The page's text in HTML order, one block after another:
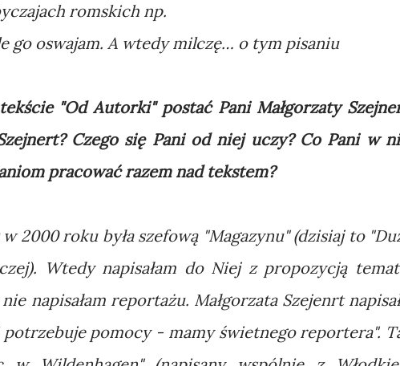
romskich np.
go oswajam. A wtedy milczę… o tym pisaniu
"Od Autorki" postać Pani Małgorzaty
Czego się Pani od niej uczy? Co Pani w
pracować razem nad tekstem?
2000 roku była szefową "Magazynu" (dzisiaj to
Wtedy napisałam do Niej z propozycją
napisałam reportażu. Małgorzata Szejenrt
potrzebuje pomocy - mamy świetnego reportera".